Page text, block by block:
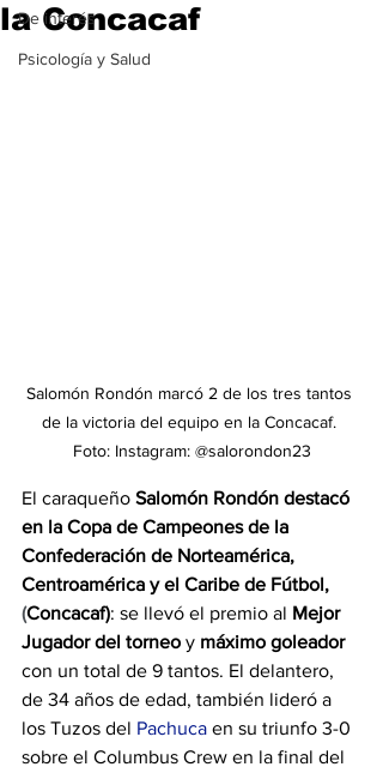
De interés
Psicología y Salud
la Concacaf
Salomón Rondón marcó 2 de los tres tantos
de la victoria del equipo en la Concacaf.
Foto: Instagram: @salorondon23
El caraqueño Salomón Rondón destacó
en la Copa de Campeones de la
Confederación de Norteamérica,
Centroamérica y el Caribe de Fútbol,
(Concacaf): se llevó el premio al Mejor
Jugador del torneo y máximo goleador
con un total de 9 tantos. El delantero,
de 34 años de edad, también lideró a
los Tuzos del Pachuca en su triunfo 3-0
sobre el Columbus Crew en la final del